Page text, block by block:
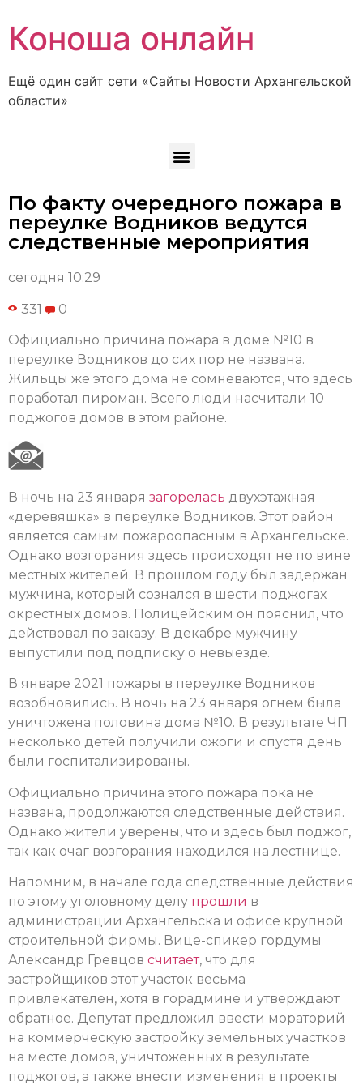
Коноша онлайн
Ещё один сайт сети «Сайты Новости Архангельской
области»
По факту очередного пожара в
переулке Водников ведутся
следственные мероприятия
сегодня 10:29
331 0
Официально причина пожара в доме №10 в
переулке Водников до сих пор не названа.
Жильцы же этого дома не сомневаются, что здесь
поработал пироман. Всего люди насчитали 10
поджогов домов в этом районе.
В ночь на 23 января загорелась двухэтажная
«деревяшка» в переулке Водников. Этот район
является самым пожароопасным в Архангельске.
Однако возгорания здесь происходят не по вине
местных жителей. В прошлом году был задержан
мужчина, который сознался в шести поджогах
окрестных домов. Полицейским он пояснил, что
действовал по заказу. В декабре мужчину
выпустили под подписку о невыезде.
В январе 2021 пожары в переулке Водников
возобновились. В ночь на 23 января огнем была
уничтожена половина дома №10. В результате ЧП
несколько детей получили ожоги и спустя день
были госпитализированы.
Официально причина этого пожара пока не
названа, продолжаются следственные действия.
Однако жители уверены, что и здесь был поджог,
так как очаг возгорания находился на лестнице.
Напомним, в начале года следственные действия
по этому уголовному делу прошли в
администрации Архангельска и офисе крупной
строительной фирмы. Вице-спикер гордумы
Александр Гревцов считает, что для
застройщиков этот участок весьма
привлекателен, хотя в горадмине и утверждают
обратное. Депутат предложил ввести мораторий
на коммерческую застройку земельных участков
на месте домов, уничтоженных в результате
поджогов, а также внести изменения в проекты